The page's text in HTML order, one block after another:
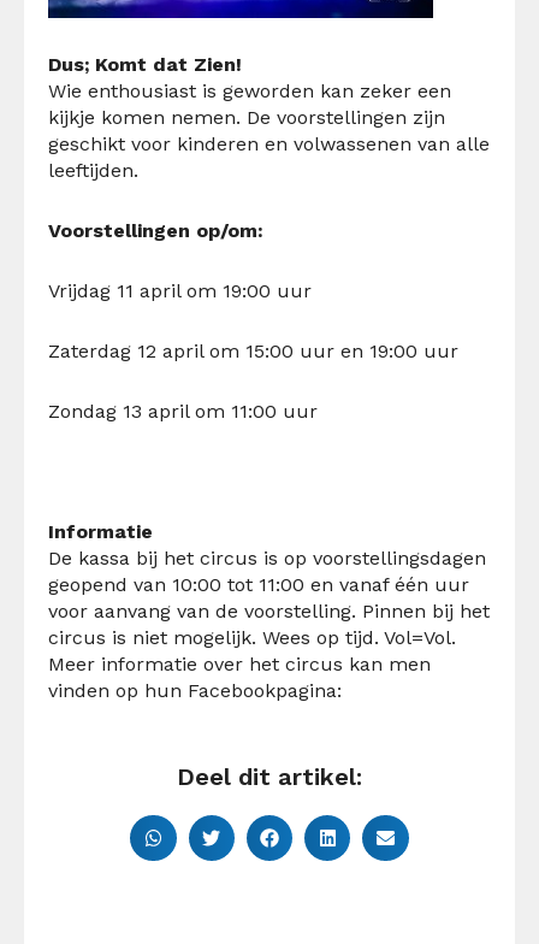
Dus; Komt dat Zien!
Wie enthousiast is geworden kan zeker een
kijkje komen nemen. De voorstellingen zijn
geschikt voor kinderen en volwassenen van alle
leeftijden.
Voorstellingen op/om:
Vrijdag 11 april om 19:00 uur
Zaterdag 12 april om 15:00 uur en 19:00 uur
Zondag 13 april om 11:00 uur
Informatie
De kassa bij het circus is op voorstellingsdagen
geopend van 10:00 tot 11:00 en vanaf één uur
voor aanvang van de voorstelling. Pinnen bij het
circus is niet mogelijk. Wees op tijd. Vol=Vol.
Meer informatie over het circus kan men
vinden op hun Facebookpagina:
Deel dit artikel: